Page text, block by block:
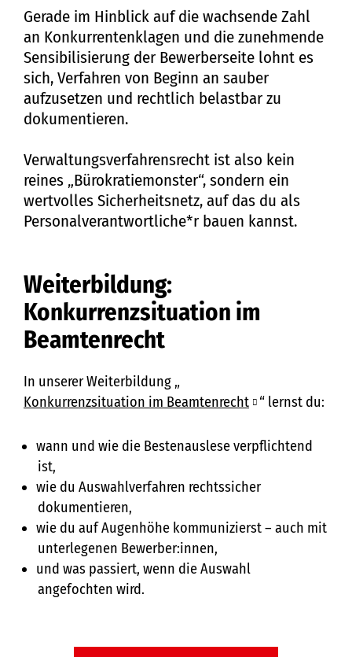
Gerade im Hinblick auf die wachsende Zahl
an Konkurrentenklagen und die zunehmende
Sensibilisierung der Bewerberseite lohnt es
sich, Verfahren von Beginn an sauber
aufzusetzen und rechtlich belastbar zu
dokumentieren.
Verwaltungsverfahrensrecht ist also kein
reines „Bürokratiemonster“, sondern ein
wertvolles Sicherheitsnetz, auf das du als
Personalverantwortliche*r bauen kannst.
Weiterbildung:
Konkurrenzsituation im
Beamtenrecht
In unserer Weiterbildung „
Konkurrenzsituation im Beamtenrecht
“ lernst du:
wann und wie die Bestenauslese verpflichtend
ist,
wie du Auswahlverfahren rechtssicher
dokumentieren,
wie du auf Augenhöhe kommunizierst – auch mit
unterlegenen Bewerber:innen,
und was passiert, wenn die Auswahl
angefochten wird.